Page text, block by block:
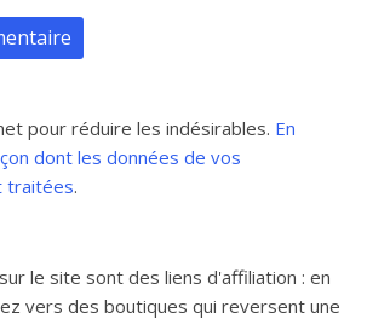
pour réduire les indésirables. En
dont les données de vos
traitées.
le site sont des liens d'affiliation : en
vers des boutiques qui reversent une